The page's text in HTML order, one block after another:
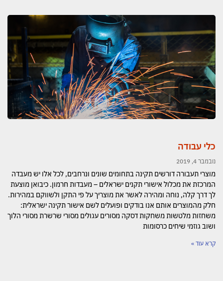
כלי עבודה
נובמבר 4, 2019
מוצרי תעבורה דורשים תקינה בתחומים שונים ונרחבים, לכל אלו יש מעבדה
המרכזת את מכלול אישורי תקנים ישראלים – מעבדות חרמון. כיבואן מוצעת
לך דרך קלה, נוחה ומהירה לאשר את מוצריך על פי התקן ולשווקם במהירות.
חלק מהמוצרים אותם אנו בודקים ופועלים לשם אישור תקינה ישראלית:
משחזות מלטשות משחקות דסקה מסורים עגולים מסורי שרשרת מסורי הלוך
ושוב גוזמי שיחים כרסומות
קרא עוד »